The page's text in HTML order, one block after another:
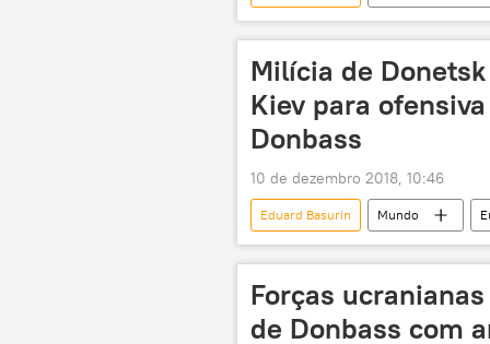
Forças Armadas da Ucrânia
Milícia de
Kiev para
Donbass
10 de dezembro 2018, 10:46
Eduard Basurin Mundo
Mariupol
Ucrânia
Forças
de Donbass com